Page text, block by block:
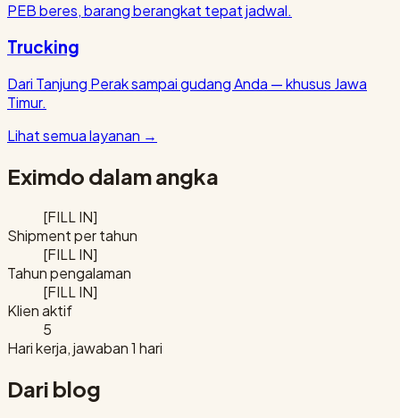
PEB beres, barang berangkat tepat jadwal.
Trucking
Dari Tanjung Perak sampai gudang Anda — khusus Jawa
Timur.
Lihat semua layanan →
Eximdo dalam angka
[FILL IN]
Shipment per tahun
[FILL IN]
Tahun pengalaman
[FILL IN]
Klien aktif
5
Hari kerja, jawaban 1 hari
Dari blog